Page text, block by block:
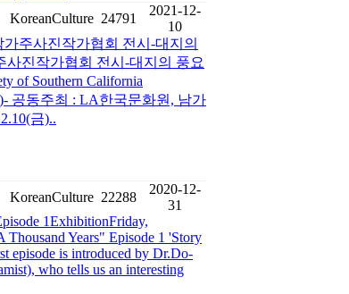
KoreanCulture 24791
2021-12-
10
주사진작가협회 전시-대지의
진작가협회 전시-대지의 풍요
of Southern California
공동주최 : LA한국문화원, 남가
금)..
KoreanCulture 22288
2020-12-
31
1ExhibitionFriday,
Years" Episode 1 'Story
episode is introduced by Dr.Do-
who tells us an interesting